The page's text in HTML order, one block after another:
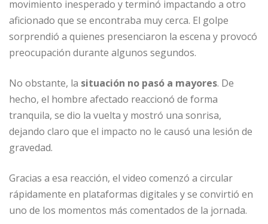
movimiento inesperado y terminó impactando a otro
aficionado que se encontraba muy cerca. El golpe
sorprendió a quienes presenciaron la escena y provocó
preocupación durante algunos segundos.
No obstante, la situación no pasó a mayores. De
hecho, el hombre afectado reaccionó de forma
tranquila, se dio la vuelta y mostró una sonrisa,
dejando claro que el impacto no le causó una lesión de
gravedad.
Gracias a esa reacción, el video comenzó a circular
rápidamente en plataformas digitales y se convirtió en
uno de los momentos más comentados de la jornada.